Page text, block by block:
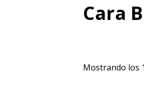
Cara B
Mostrando los